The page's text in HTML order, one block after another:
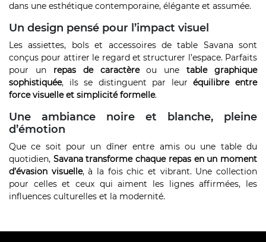
dans une esthétique contemporaine, élégante et assumée.
Un design pensé pour l’impact visuel
Les assiettes, bols et accessoires de table Savana sont
conçus pour attirer le regard et structurer l’espace. Parfaits
pour un repas de caractèreou unetable graphique
sophistiquée, ils se distinguent par leuréquilibre entre
force visuelle et simplicité formelle.
Une ambiance noire et blanche, pleine
d’émotion
Que ce soit pour un dîner entre amis ou une table du
quotidien, Savana transforme chaque repas en un moment
d’évasion visuelle, à la fois chic et vibrant. Une collection
pour celles et ceux qui aiment les lignes affirmées, les
influences culturelles et la modernité.